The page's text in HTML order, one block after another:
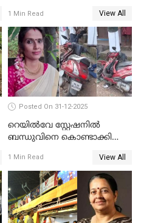
1 Min Read View All
Posted On 31-12-2025
റെയിൽവേ സ്റ്റേഷനിൽ
ബന്ധുവിനെ കൊണ്ടാക്കി
ലോറി സ്കൂട്ടറിൽ ഇടിച്ചു :
യുവതിക്ക് ദാരുണാന്ത്യം
1 Min Read View All